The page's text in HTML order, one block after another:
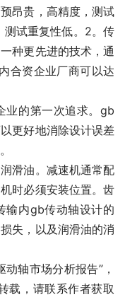
昂贵，高精度，测试
测试重复性低。2。传
种更先进的技术，通
合资企业厂商可以达
业的第一次追求。gb
更好地消除设计误差
滑油。减速机通常配
时必须安装位置。齿
输内gb传动轴设计的
失，以及润滑油的消
轴市场分析报告”，
载，请联系作者获取